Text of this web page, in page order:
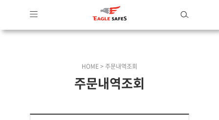
HOME > 주문내역조회
주문내역조회